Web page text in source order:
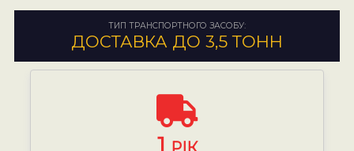
ТИП ТРАНСПОРТНОГО ЗАСОБУ:
ДОСТАВКА ДО 3,5 ТОНН
1